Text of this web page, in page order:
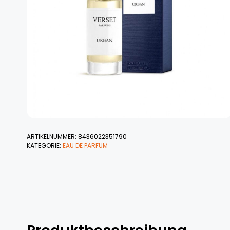
ARTIKELNUMMER: 8436022351790
KATEGORIE: EAU DE PARFUM